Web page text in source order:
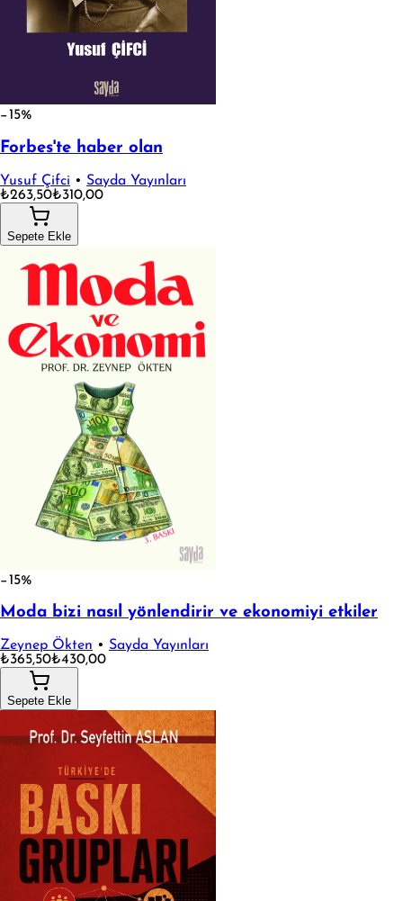
−15%
Forbes'te haber olan
Yusuf Çifci • Sayda Yayınları
₺263,50₺310,00
Sepete Ekle
−15%
Moda bizi nasıl yönlendirir ve ekonomiyi etkiler
Zeynep Ökten • Sayda Yayınları
₺365,50₺430,00
Sepete Ekle